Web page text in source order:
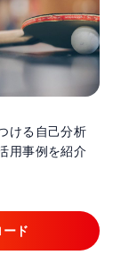
ける自己分析
用事例を紹介
ド